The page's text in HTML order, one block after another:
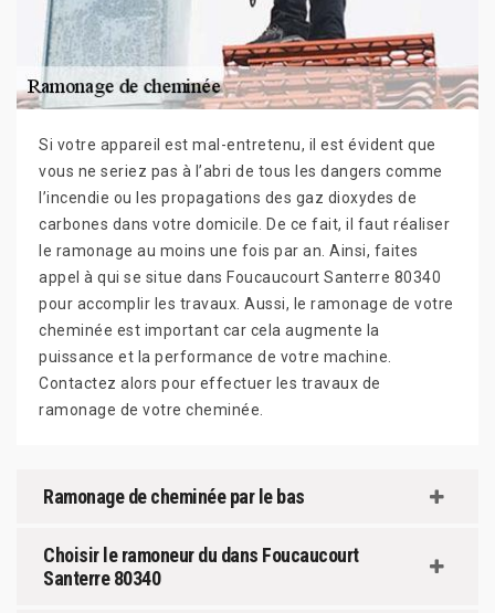
Si votre appareil est mal-entretenu, il est évident que
vous ne seriez pas à l’abri de tous les dangers comme
l’incendie ou les propagations des gaz dioxydes de
carbones dans votre domicile. De ce fait, il faut réaliser
le ramonage au moins une fois par an. Ainsi, faites
appel à qui se situe dans Foucaucourt Santerre 80340
pour accomplir les travaux. Aussi, le ramonage de votre
cheminée est important car cela augmente la
puissance et la performance de votre machine.
Contactez alors pour effectuer les travaux de
ramonage de votre cheminée.
Ramonage de cheminée par le bas
Choisir le ramoneur du dans Foucaucourt
Santerre 80340